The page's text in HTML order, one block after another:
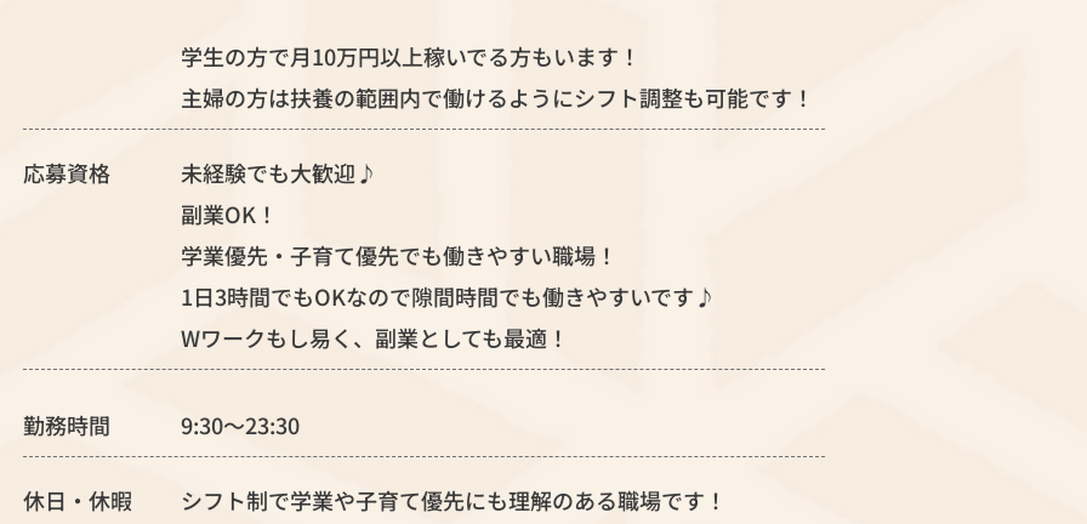
学生の方で月10万円以上稼いでる方もいます！
主婦の方は扶養の範囲内で働けるようにシフト調整も可能です！
応募資格
未経験でも大歓迎♪
副業OK！
学業優先・子育て優先でも働きやすい職場！
1日3時間でもOKなので隙間時間でも働きやすいです♪
Wワークもし易く、副業としても最適！
勤務時間 9:30～23:30
休日・休暇
シフト制で学業や子育て優先にも理解のある職場です！